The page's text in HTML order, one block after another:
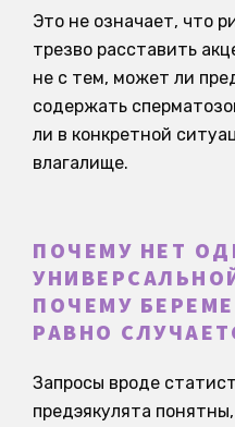
Это не означает, что
трезво расставить
не с тем, может ли
содержать
ли в конкретной
влагалище.
ПОЧЕМУ НЕТ
ПОЧЕМУ
РАВНО
Запросы вроде
предэякулята